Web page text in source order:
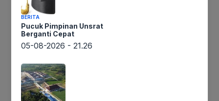
Bca Juga
BERITA
Pucuk Pimpinan Unsrat
Berganti Cepat
05-08-2026 - 21.26